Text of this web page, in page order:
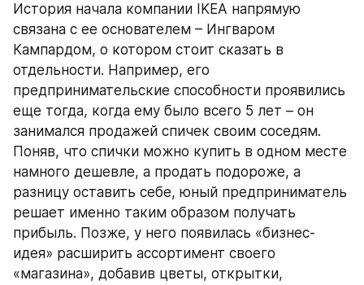
История начала компании IKEA напрямую
связана с ее основателем – Ингваром
Кампардом, о котором стоит сказать в
отдельности. Например, его
предпринимательские способности проявились
еще тогда, когда ему было всего 5 лет – он
занимался продажей спичек своим соседям.
Поняв, что спички можно купить в одном месте
намного дешевле, а продать подороже, а
разницу оставить себе, юный предприниматель
решает именно таким образом получать
прибыль. Позже, у него появилась «бизнес-
идея» расширить ассортимент своего
«магазина», добавив цветы, открытки,